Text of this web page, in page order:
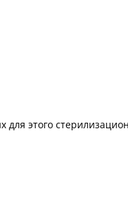
этого